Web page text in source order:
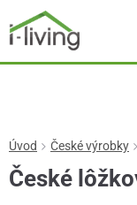
Úvod České výrobky
České